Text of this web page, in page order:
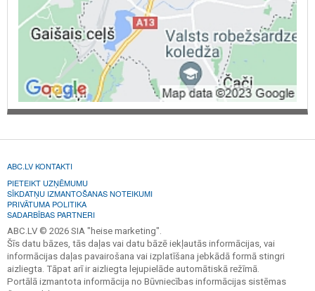
ABC.LV KONTAKTI
PIETEIKT UZŅĒMUMU
SĪKDATŅU IZMANTOŠANAS NOTEIKUMI
PRIVĀTUMA POLITIKA
SADARBĪBAS PARTNERI
ABC.LV © 2026 SIA "heise marketing".
Šīs datu bāzes, tās daļas vai datu bāzē iekļautās informācijas, vai
informācijas daļas pavairošana vai izplatīšana jebkādā formā stingri
aizliegta. Tāpat arī ir aizliegta lejupielāde automātiskā režīmā.
Portālā izmantota informācija no Būvniecības informācijas sistēmas